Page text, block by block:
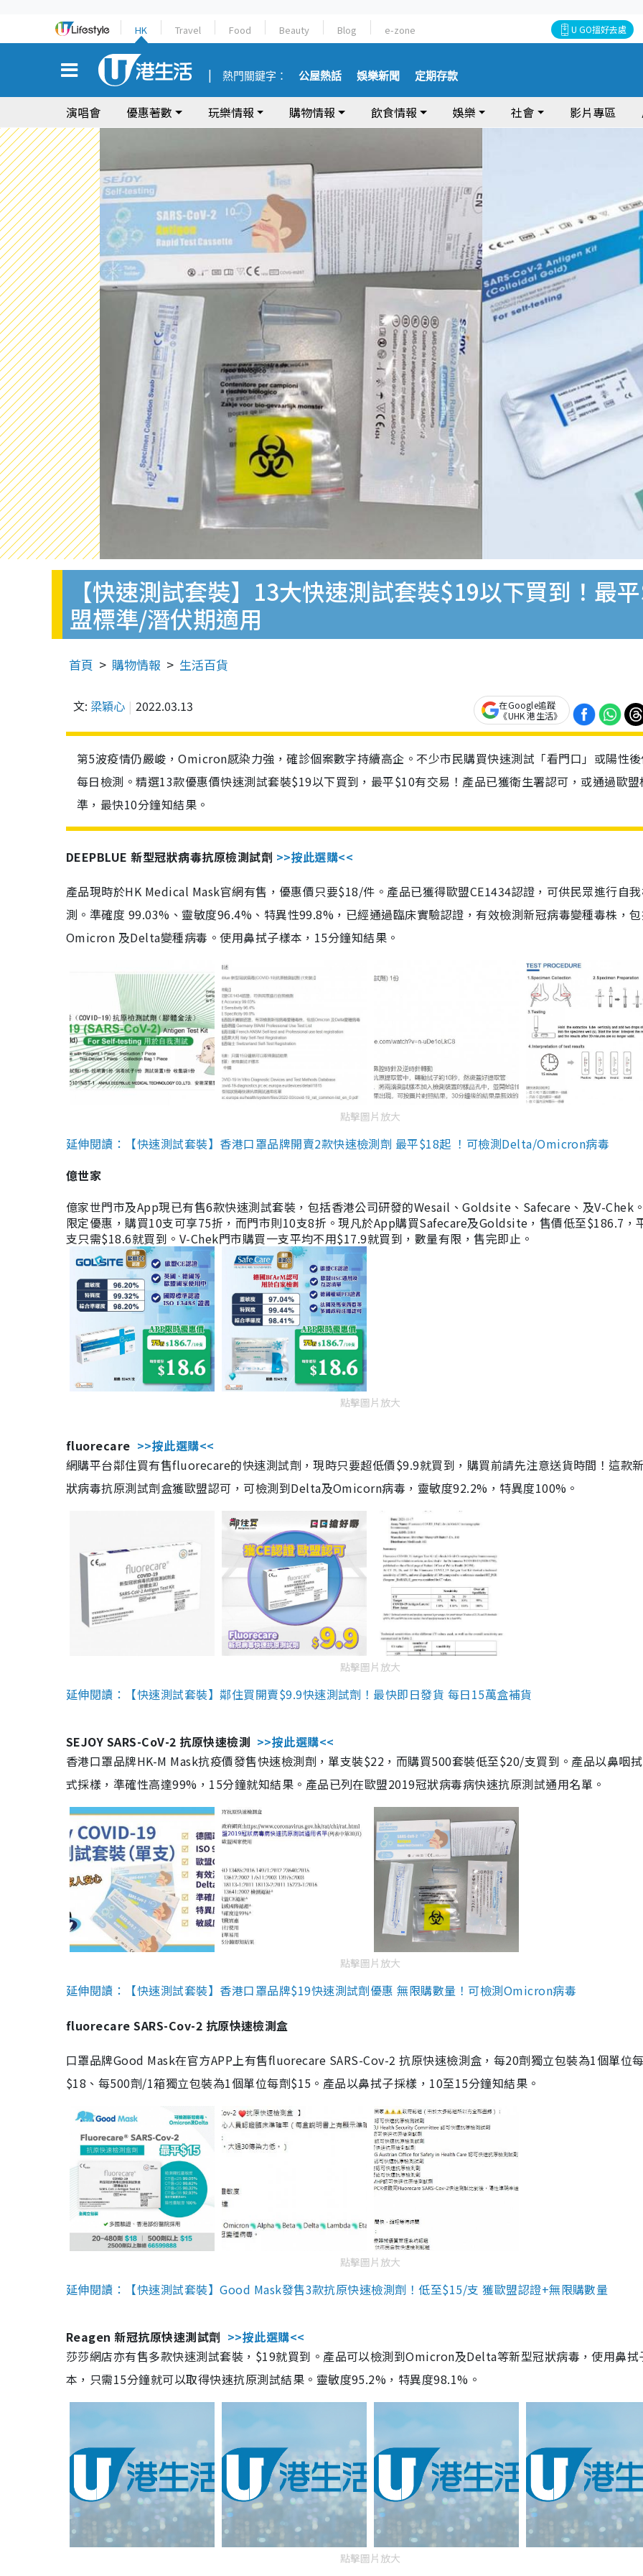
HK Travel Food Beauty Blog e-zone U GO搵好去處
熱門關鍵字： 公屋熱話 娛樂新聞 定期存款
演唱會 優惠著數 玩樂情報 購物情報 飲食情報 娛樂 社會 影片專區
【快速測試套裝】13大快速測試套裝$19以下買到！最
盟標準/潛伏期適用
首頁 購物情報 生活百貨
文: 梁穎心 2022.03.13
在Google追蹤
《UHK 港生活》
第5波疫情仍嚴峻，Omicron感染力強，確診個案數字持續高企。不少市民購買快速測試「看門口」或陽性
每日檢測。精選13款優惠價快速測試套裝$19以下買到，最平$10有交易！產品已獲衛生署認可，或通過歐盟
準，最快10分鐘知結果。
DEEPBLUE 新型冠狀病毒抗原檢測試劑 >>按此選購<<
產品現時於HK Medical Mask官網有售，優惠價只要$18/件。產品已獲得歐盟CE1434認證，可供民眾進行自
測。準確度 99.03%、靈敏度96.4%、特異性99.8%，已經通過臨床實驗認證，有效檢測新冠病毒變種毒株，
Omicron 及Delta變種病毒。使用鼻拭子樣本，15分鐘知結果。
點擊圖片放大
延伸閱讀：【快速測試套裝】香港口罩品牌開賣2款快速檢測劑 最平$18起 ！可檢測Delta/Omicron病毒
億世家
億家世門市及App現已有售6款快速測試套裝，包括香港公司研發的Wesail、Goldsite、Safecare、及V-Chek
限定優惠，購買10支可享75折，而門市則10支8折。現凡於App購買Safecare及Goldsite，售價低至$186.7，
支只需$18.6就買到。V-Chek門市購買一支平均不用$17.9就買到，數量有限，售完即止。
點擊圖片放大
fluorecare >>按此選購<<
網購平台鄰住買有售fluorecare的快速測試劑，現時只要超低價$9.9就買到，購買前請先注意送貨時間！這款
狀病毒抗原測試劑盒獲歐盟認可，可檢測到Delta及Omicorn病毒，靈敏度92.2%，特異度100%。
點擊圖片放大
延伸閱讀：【快速測試套裝】鄰住買開賣$9.9快速測試劑！最快即日發貨 每日15萬盒補貨
SEJOY SARS-CoV-2 抗原快速檢測 >>按此選購<<
香港口罩品牌HK-M Mask抗疫價發售快速檢測劑，單支裝$22，而購買500套裝低至$20/支買到。產品以鼻咽
式採樣，準確性高達99%，15分鐘就知結果。產品已列在歐盟2019冠狀病毒病快速抗原測試通用名單。
點擊圖片放大
延伸閱讀：【快速測試套裝】香港口罩品牌$19快速測試劑優惠 無限購數量！可檢測Omicron病毒
fluorecare SARS-Cov-2 抗原快速檢測盒
口罩品牌Good Mask在官方APP上有售fluorecare SARS-Cov-2 抗原快速檢測盒，每20劑獨立包裝為1個單位
$18、每500劑/1箱獨立包裝為1個單位每劑$15。產品以鼻拭子採樣，10至15分鐘知結果。
點擊圖片放大
延伸閱讀：【快速測試套裝】Good Mask發售3款抗原快速檢測劑！低至$15/支 獲歐盟認證+無限購數量
Reagen 新冠抗原快速測試劑 >>按此選購<<
莎莎網店亦有售多款快速測試套裝，$19就買到。產品可以檢測到Omicron及Delta等新型冠狀病毒，使用鼻拭
本，只需15分鐘就可以取得快速抗原測試結果。靈敏度95.2%，特異度98.1%。
點擊圖片放大